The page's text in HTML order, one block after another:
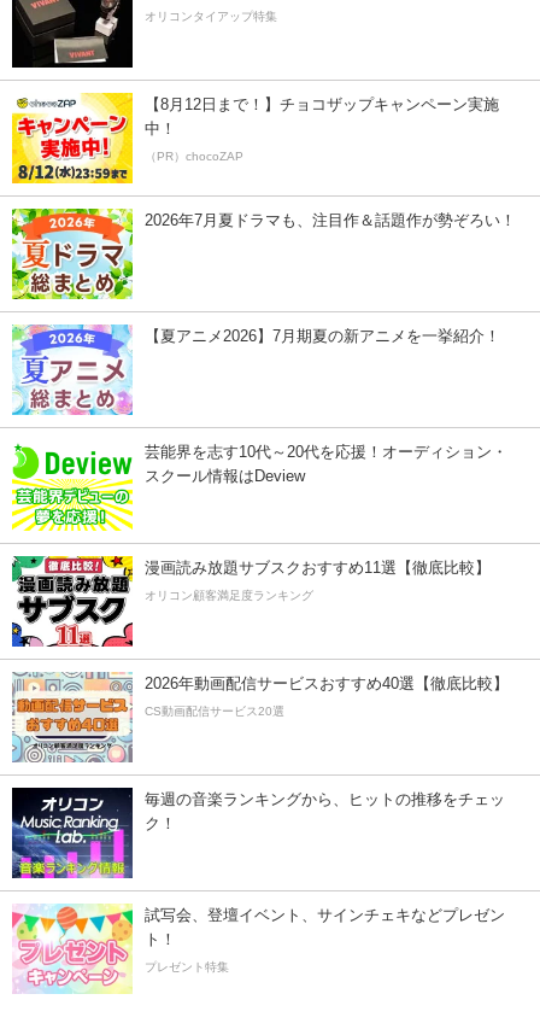
オリコンタイアップ特集
【8月12日まで！】チョコザップキャンペーン実施
中！
（PR）chocoZAP
2026年7月夏ドラマも、注目作＆話題作が勢ぞろい！
【夏アニメ2026】7月期夏の新アニメを一挙紹介！
芸能界を志す10代～20代を応援！オーディション・
スクール情報はDeview
漫画読み放題サブスクおすすめ11選【徹底比較】
オリコン顧客満足度ランキング
2026年動画配信サービスおすすめ40選【徹底比較】
CS動画配信サービス20選
毎週の音楽ランキングから、ヒットの推移をチェッ
ク！
試写会、登壇イベント、サインチェキなどプレゼン
ト！
プレゼント特集